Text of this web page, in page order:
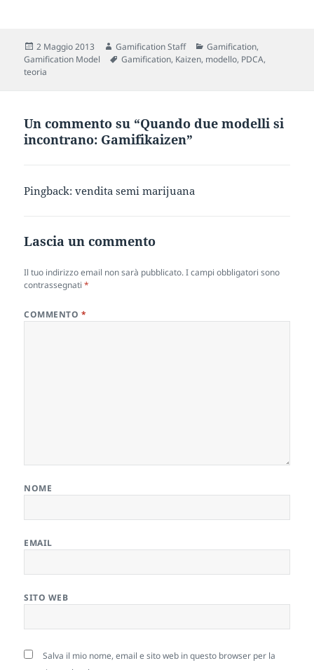
Scritto
il
2 Maggio 2013 Autore
Gamification Staff Categorie
Gamification,
Gamification Model
Tag
Gamification, Kaizen, modello, PDCA,
teoria
Un commento su “Quando due modelli si
incontrano: Gamifikaizen”
Pingback:vendita semi marijuana
Lascia un commento
Il tuo indirizzo email non sarà pubblicato. I campi obbligatori sono
contrassegnati*
COMMENTO *
NOME
EMAIL
SITO WEB
Salva il mio nome, email e sito web in questo browser per la